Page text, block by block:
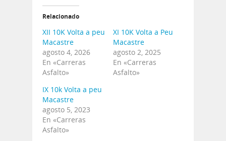
Relacionado
XII 10K Volta a peu
Macastre
agosto 4, 2026
En «Carreras
Asfalto»
XI 10K Volta a Peu
Macastre
agosto 2, 2025
En «Carreras
Asfalto»
IX 10k Volta a peu
Macastre
agosto 5, 2023
En «Carreras
Asfalto»